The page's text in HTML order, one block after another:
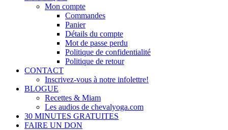
Mon compte
Commandes
Panier
Détails du compte
Mot de passe perdu
Politique de confidentialité
Politique de retour
CONTACT
Inscrivez-vous à notre infolettre!
BLOGUE
Recettes & Miam
Les audios de chevalyoga.com
30 MINUTES GRATUITES
FAIRE UN DON